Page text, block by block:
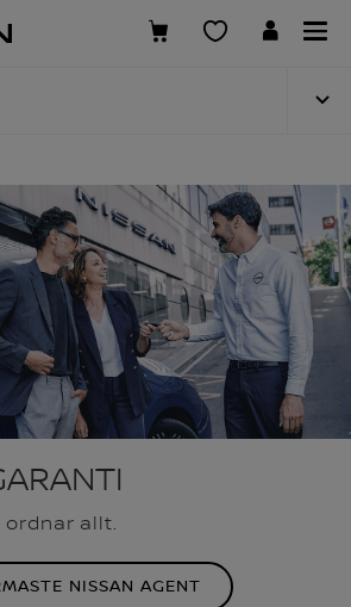
ordnar allt.
NISSAN AGENT